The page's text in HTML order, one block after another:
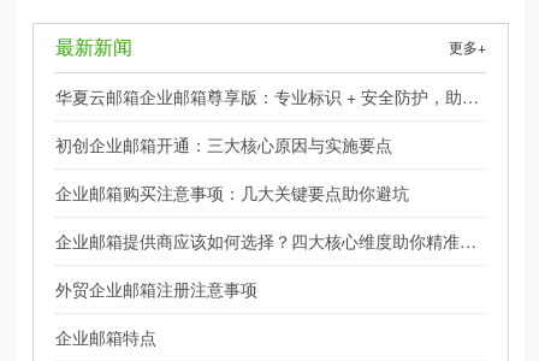
最新新闻 更多+
华夏云邮箱企业邮箱尊享版：专业标识 + 安全防护，助力
品牌精准触达
初创企业邮箱开通：三大核心原因与实施要点
企业邮箱购买注意事项：几大关键要点助你避坑
企业邮箱提供商应该如何选择？四大核心维度助你精准决
策
外贸企业邮箱注册注意事项
企业邮箱特点